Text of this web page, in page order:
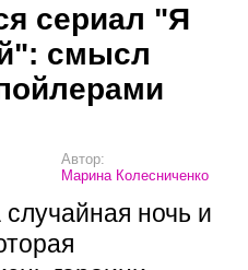
сериал "Я
смысл
Автор:
Марина Колесниченко
ночь и